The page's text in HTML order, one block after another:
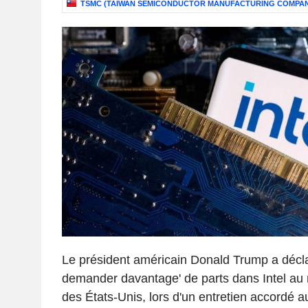
TSMC (TAIWAN SEMICONDUCTOR MANUFACTURING
Le président américain Donald Trump a
demander davantage' de parts dans Intel
des États-Unis, lors d'un entretien accordé